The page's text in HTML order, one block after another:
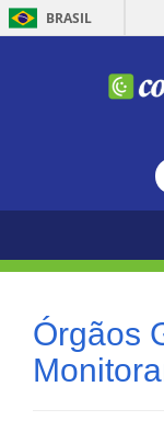
BRASIL
Órgãos